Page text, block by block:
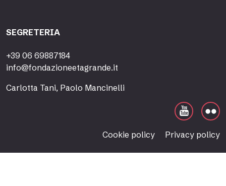
SEGRETERIA
+39 06 69887184
info@fondazioneetagrande.it
Carlotta Tani, Paolo Mancinelli
Cookie policy Privacy policy